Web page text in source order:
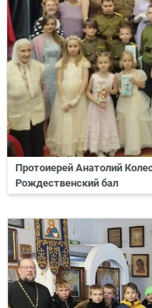
Протоиерей Анатолий
Рождественский бал